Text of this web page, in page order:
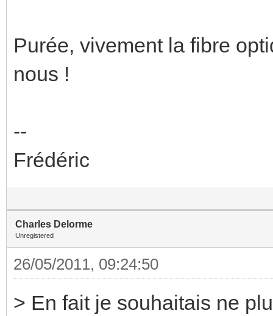
Purée, vivement la fibre
nous !
--
Frédéric
Charles Delorme
Unregistered
26/05/2011, 09:24:50
> En fait je souhaitais ne